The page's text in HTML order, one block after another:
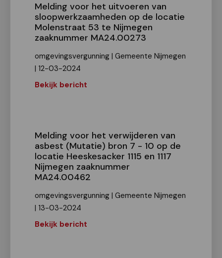
Melding voor het uitvoeren van
sloopwerkzaamheden op de locatie
Molenstraat 53 te Nijmegen
zaaknummer MA24.00273
omgevingsvergunning | Gemeente Nijmegen
| 12-03-2024
Bekijk bericht
Melding voor het verwijderen van
asbest (Mutatie) bron 7 - 10 op de
locatie Heeskesacker 1115 en 1117
Nijmegen zaaknummer
MA24.00462
omgevingsvergunning | Gemeente Nijmegen
| 13-03-2024
Bekijk bericht